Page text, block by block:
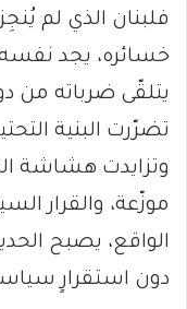
فلبنان الذي لم
خسائره، يجد
يتلقّى ضرباته من
تضرّرت البنية
وتزايدت هشاشة
موزّعة، والقرار
الواقع، يصبح
دون استقرارٍ